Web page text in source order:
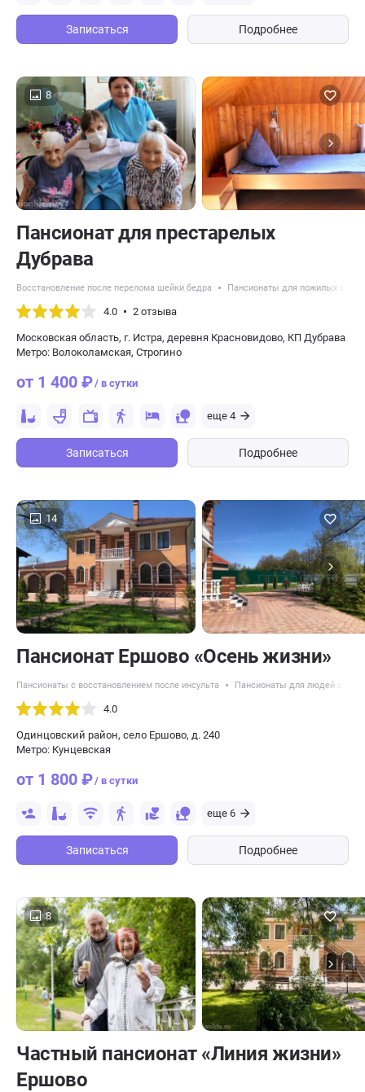
Записаться Подробнее
8
Пансионат для престарелых
Дубрава
Восстановление после перелома шейки бедра Пансионаты для пожилых с
4.0 2 отзыва
Московская область, г. Истра, деревня Красновидово, КП Дубрава
Метро: Волоколамская, Строгино
от 1 400 ₽/ в сутки
еще 4
Записаться Подробнее
14
Пансионат Ершово «Осень жизни»
Пансионаты с восстановлением после инсульта Пансионаты для людей с
4.0
Одинцовский район, село Ершово, д. 240
Метро: Кунцевская
от 1 800 ₽/ в сутки
еще 6
Записаться Подробнее
8
Частный пансионат «Линия жизни»
Ершово